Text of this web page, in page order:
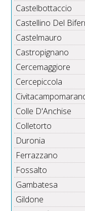
Castelbottaccio
Castellino Del
Castelmauro
Castropignano
Cercemaggiore
Cercepiccola
Colle D'Anchise
Colletorto
Duronia
Ferrazzano
Fossalto
Gambatesa
Gildone